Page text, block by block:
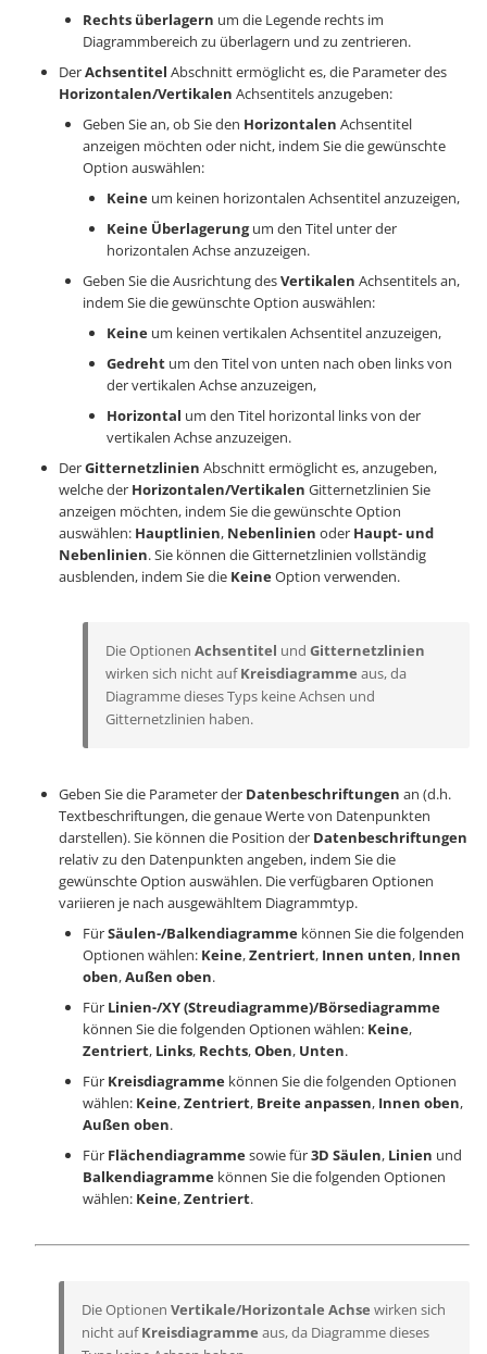
Rechts überlagern um die Legende rechts im
Diagrammbereich zu überlagern und zu zentrieren.
DerAchsentitel Abschnitt ermöglicht es, die Parameter des
Horizontalen/Vertikalen Achsentitels anzugeben:
Geben Sie an, ob Sie den Horizontalen Achsentitel
anzeigen möchten oder nicht, indem Sie die gewünschte
Option auswählen:
Keine um keinen horizontalen Achsentitel anzuzeigen,
Keine Überlagerungum den Titel unter der
horizontalen Achse anzuzeigen.
Geben Sie die Ausrichtung desVertikalen Achsentitels an,
indem Sie die gewünschte Option auswählen:
Keine um keinen vertikalen Achsentitel anzuzeigen,
Gedreht um den Titel von unten nach oben links von
der vertikalen Achse anzuzeigen,
Horizontal um den Titel horizontal links von der
vertikalen Achse anzuzeigen.
DerGitternetzlinien Abschnitt ermöglicht es, anzugeben,
welche der Horizontalen/Vertikalen Gitternetzlinien Sie
anzeigen möchten, indem Sie die gewünschte Option
auswählen: Hauptlinien, Nebenlinien oder Haupt- und
Nebenlinien. Sie können die Gitternetzlinien vollständig
ausblenden, indem Sie die KeineOption verwenden.
Die Optionen Achsentitel und Gitternetzlinien
wirken sich nicht aufKreisdiagramme aus, da
Diagramme dieses Typs keine Achsen und
Gitternetzlinien haben.
Geben Sie die Parameter der Datenbeschriftungen an (d.h.
Textbeschriftungen, die genaue Werte von Datenpunkten
darstellen). Sie können die Position der Datenbeschriftungen
relativ zu den Datenpunkten angeben, indem Sie die
gewünschte Option auswählen. Die verfügbaren Optionen
variieren je nach ausgewähltem Diagrammtyp.
FürSäulen-/Balkendiagramme können Sie die folgenden
Optionen wählen: Keine,Zentriert, Innen unten, Innen
oben,Außen oben.
Für Linien-/XY (Streudiagramme)/Börsediagramme
können Sie die folgenden Optionen wählen: Keine,
Zentriert, Links, Rechts,Oben, Unten.
Für Kreisdiagramme können Sie die folgenden Optionen
wählen: Keine,Zentriert, Breite anpassen, Innen oben,
Außen oben.
Für Flächendiagrammesowie für3D Säulen, Linien und
Balkendiagramme können Sie die folgenden Optionen
wählen: Keine,Zentriert.
Die Optionen Vertikale/Horizontale Achse wirken sich
nicht aufKreisdiagramme aus, da Diagramme dieses